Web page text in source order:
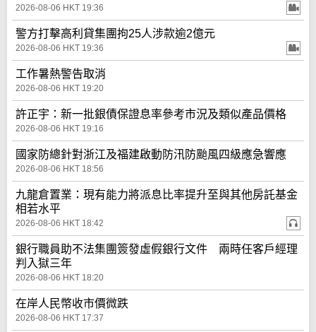
2026-08-06 HKT 19:36
警方打擊高利貸集團拘25人涉款逾2億元
2026-08-06 HKT 19:36
工作暑熱警告取消
2026-08-06 HKT 19:20
許正宇：新一批銀債保證息率參考市況及類似產品價格
2026-08-06 HKT 19:16
國家防總針對浙江及福建啟動防汛防颱風四級應急響應
2026-08-06 HKT 18:56
九龍倉置業：現有能力將派息比率提升至與其他房託基金
相若水平
2026-08-06 HKT 18:42
銀行職員助不法集團簽發虛假銀行文件 兩時任客戶經理
判入獄三年
2026-08-06 HKT 18:20
在岸人民幣收市價微跌
2026-08-06 HKT 17:37